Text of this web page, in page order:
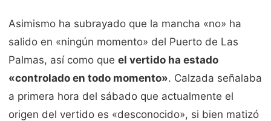
Asimismo ha subrayado que la mancha «no» ha
salido en «ningún momento» del Puerto de Las
Palmas, así como que el vertido ha estado
«controlado en todo momento». Calzada señalaba
a primera hora del sábado que actualmente el
origen del vertido es «desconocido», si bien matizó